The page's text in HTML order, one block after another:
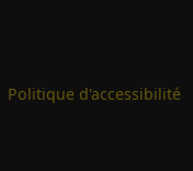
Politique d'accessibilité